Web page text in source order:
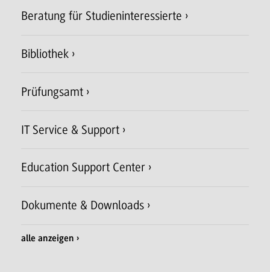
Beratung für Studieninteressierte
Bibliothek
Prüfungsamt
IT Service & Support
Education Support Center
Dokumente & Downloads
alle anzeigen